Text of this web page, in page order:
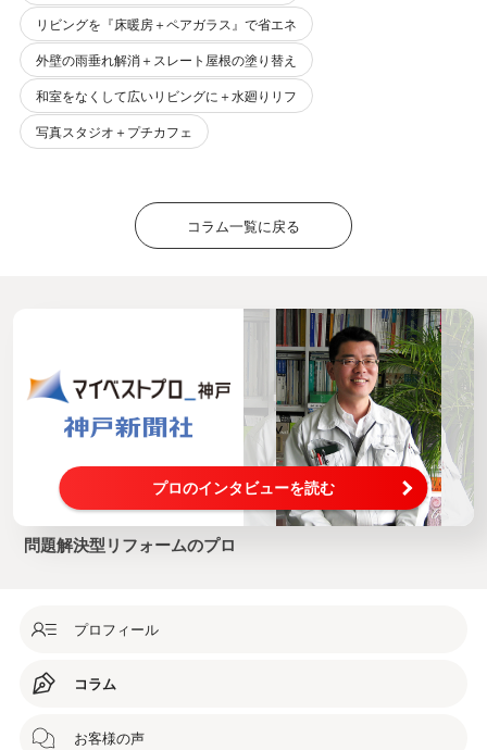
リビングを『床暖房＋ペアガラス』で省エネ
外壁の雨垂れ解消＋スレート屋根の塗り替え
和室をなくして広いリビングに＋水廻りリフ
写真スタジオ＋プチカフェ
コラム一覧に戻る
プロのインタビューを読む
問題解決型リフォームのプロ
プロフィール
コラム
お客様の声